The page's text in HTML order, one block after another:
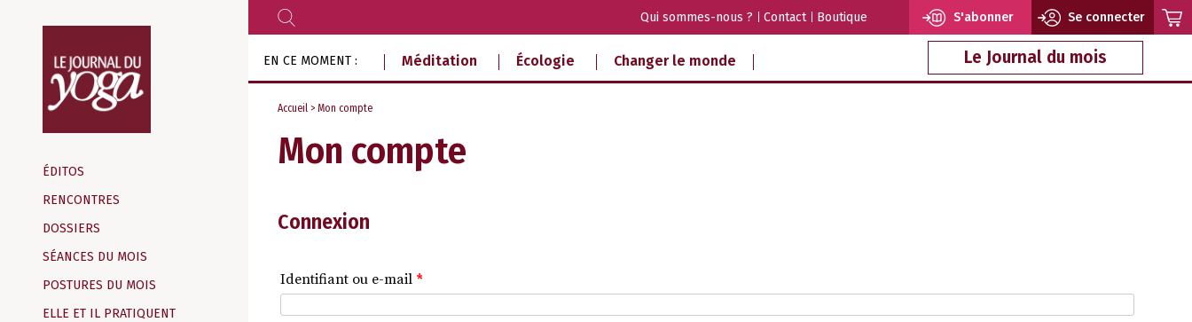
d‘information
indépendant
ÉDITOS
RENCONTRES
DOSSIERS
SÉANCES DU MOIS
POSTURES DU MOIS
ELLE ET IL PRATIQUENT
RECHERCHER Qui sommes-nous ? Contact Boutique S'abonner Se connecter
EN CE MOMENT : Méditation Écologie Changer le monde Le Journal du mois
Accueil > Mon compte
Mon compte
Connexion
Identifiant ou e-mail *